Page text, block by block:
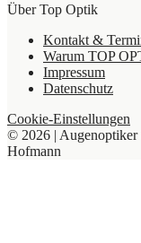
Über Top Optik
Kontakt &
Warum TOP
Impressum
Datenschutz
Cookie-Einstellungen
© 2026 | Augenoptiker
Hofmann